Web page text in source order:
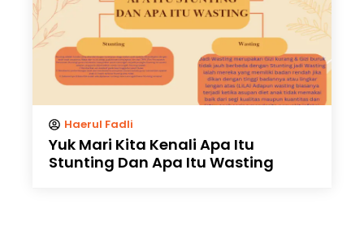
Haerul Fadli
Yuk Mari Kita Kenali Apa Itu
Stunting Dan Apa Itu Wasting